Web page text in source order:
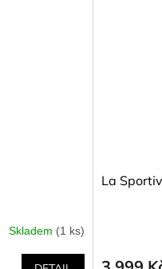
Skladem (1 ks)
La